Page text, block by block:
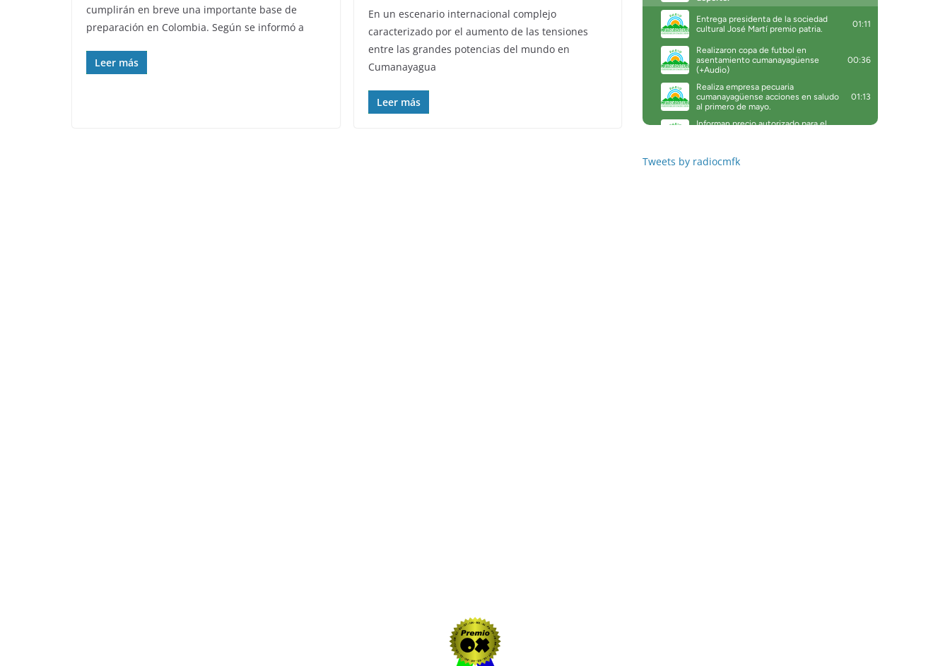
cumplirán en breve una importante base de
preparación en Colombia. Según se informó a
Leer más
En un escenario internacional complejo
caracterizado por el aumento de las tensiones
entre las grandes potencias del mundo en
Cumanayagua
Leer más
Tweets by radiocmfk